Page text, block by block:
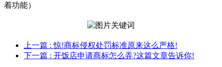
着功能）
上一篇 : 惊!商标侵权处罚标准原来这么严格!
下一篇 : 开饭店申请商标怎么弄?这篇文章告诉你!